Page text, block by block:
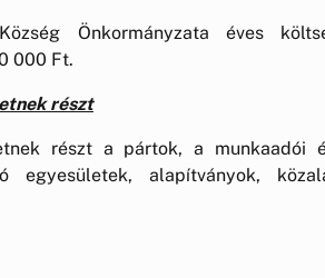
Önkormányzata éves
000 Ft.
részt
részt a pártok, a munkaadói
egyesületek, alapítványok,